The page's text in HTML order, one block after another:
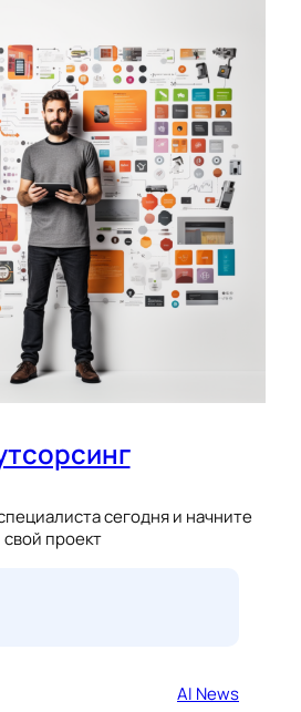
сегодня и начните
свой проект
AI News